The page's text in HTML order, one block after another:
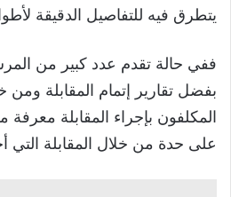
يتطرق فيه للتفاصيل الدقيقة
ففي حالة تقدم عدد كبير من
بفضل تقارير إتمام المقابلة
المكلفون بإجراء المقابلة
على حدة من خلال المقابلة التي